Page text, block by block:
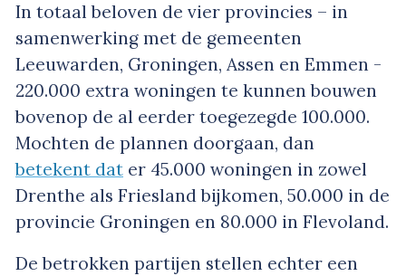
In totaal beloven de vier provincies – in
samenwerking met de gemeenten
Leeuwarden, Groningen, Assen en Emmen -
220.000 extra woningen te kunnen bouwen
bovenop de al eerder toegezegde 100.000.
Mochten de plannen doorgaan, dan
betekent dat er 45.000 woningen in zowel
Drenthe als Friesland bijkomen, 50.000 in de
provincie Groningen en 80.000 in Flevoland.
De betrokken partijen stellen echter een